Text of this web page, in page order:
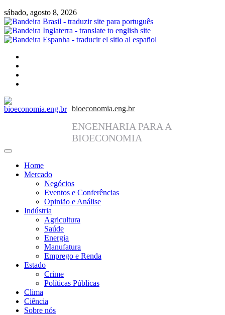
sábado, agosto 8, 2026
bioeconomia.eng.br
ENGENHARIA PARA A
BIOECONOMIA
Home
Mercado
Negócios
Eventos e Conferências
Opinião e Análise
Indústria
Agricultura
Saúde
Energia
Manufatura
Emprego e Renda
Estado
Crime
Políticas Públicas
Clima
Ciência
Sobre nós